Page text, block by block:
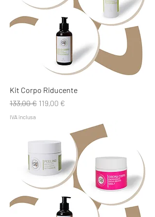
Kit Corpo Riducente
Prezzo regolare
133,00 € Prezzo scontato
119,00 €
IVA inclusa